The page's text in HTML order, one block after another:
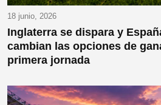
18 junio, 2026
Inglaterra se dispara y
cambian las opciones de
primera jornada